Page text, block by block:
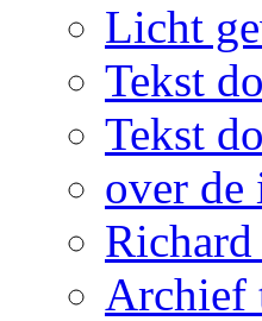
Licht
Tekst
Tekst
over de
Archief